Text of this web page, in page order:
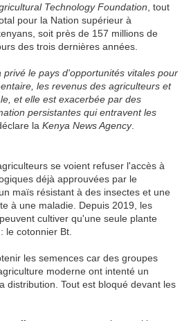
Technology Foundation , tout
pour la Nation supérieur à
soit près de 157 millions de
des trois dernières années.
privé le pays d'opportunités vitales pour
les revenus des agriculteurs et
et elle est exacerbée par des
persistantes qui entravent les
la Kenya News Agency.
se voient refuser l'accès à
déjà approuvées par le
maïs résistant à des insectes et une
à une maladie. Depuis 2019, les
cultiver qu'une seule plante
le cotonnier Bt.
les semences car des groupes
moderne ont intenté un
distribution. Tout est bloqué devant les